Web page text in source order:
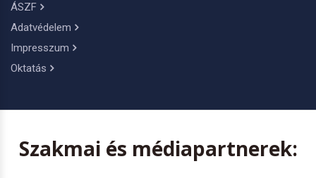
ÁSZF
Adatvédelem
Impresszum
Oktatás
Szakmai és médiapartnerek: